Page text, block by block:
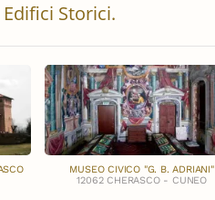
Storici.
MUSEO CIVICO "G. B. ADRIANI"
12062 CHERASCO - CUNEO